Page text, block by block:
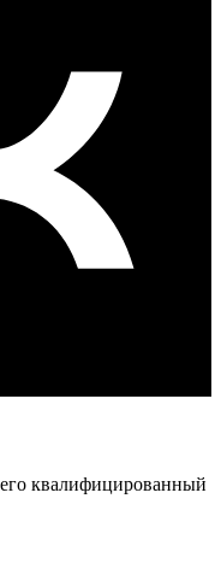
квалифицированный